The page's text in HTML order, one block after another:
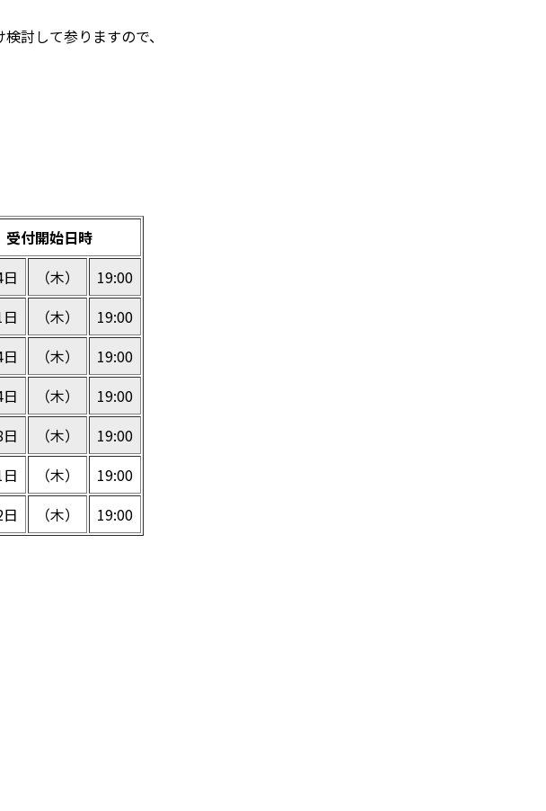
討して参りますので、
受付開始日時
（木）
19:00
（木）
19:00
（木）
19:00
（木）
19:00
（木）
19:00
（木）
19:00
（木） 19:00